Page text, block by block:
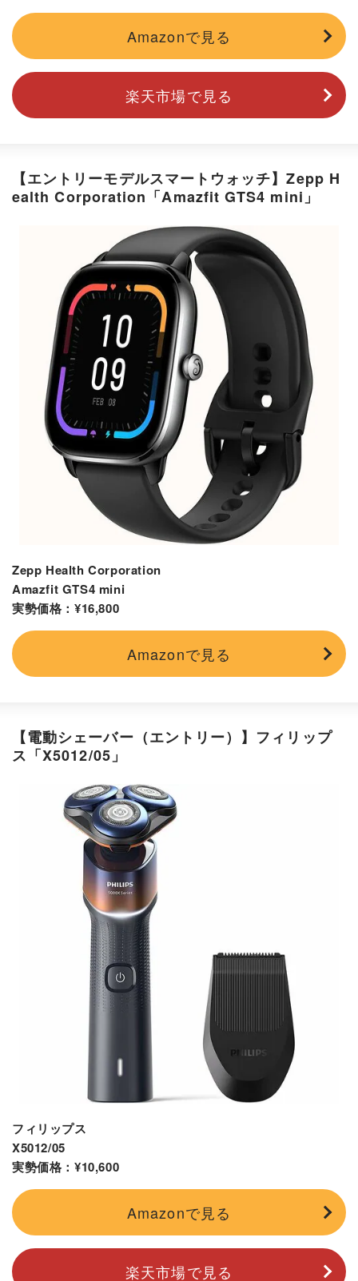
Amazonで見る
楽天市場で見る
【エントリーモデルスマートウォッチ】Zepp H
ealth Corporation「Amazfit GTS4 mini」
Zepp Health Corporation
Amazfit GTS4 mini
実勢価格：¥16,800
Amazonで見る
【電動シェーバー（エントリー）】フィリップ
ス「X5012/05」
フィリップス
X5012/05
実勢価格：¥10,600
Amazonで見る
楽天市場で見る